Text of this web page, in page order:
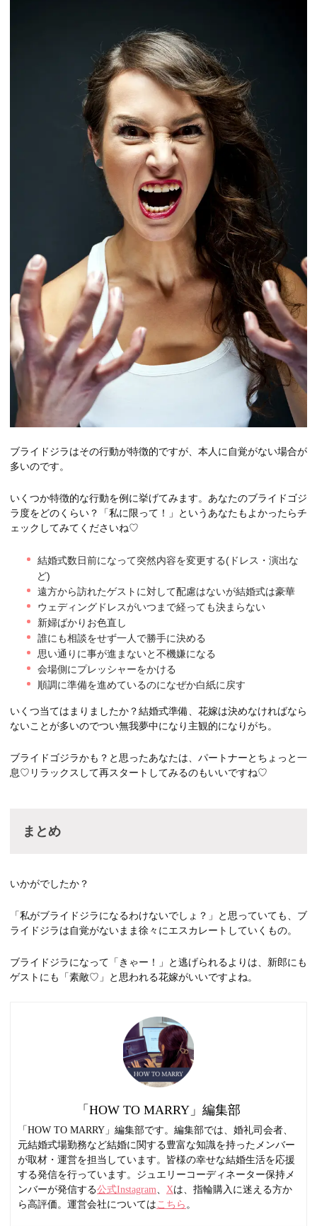
ブライドジラはその行動が特徴的ですが、本人に自覚がない場合が
多いのです。
いくつか特徴的な行動を例に挙げてみます。あなたのブライドゴジ
ラ度をどのくらい？「私に限って！」というあなたもよかったらチ
ェックしてみてくださいね♡
結婚式数日前になって突然内容を変更する(ドレス・演出な
ど)
遠方から訪れたゲストに対して配慮はないが結婚式は豪華
ウェディングドレスがいつまで経っても決まらない
新婦ばかりお色直し
誰にも相談をせず一人で勝手に決める
思い通りに事が進まないと不機嫌になる
会場側にプレッシャーをかける
順調に準備を進めているのになぜか白紙に戻す
いくつ当てはまりましたか？結婚式準備、花嫁は決めなければなら
ないことが多いのでつい無我夢中になり主観的になりがち。
ブライドゴジラかも？と思ったあなたは、パートナーとちょっと一
息♡リラックスして再スタートしてみるのもいいですね♡
まとめ
いかがでしたか？
「私がブライドジラになるわけないでしょ？」と思っていても、ブ
ライドジラは自覚がないまま徐々にエスカレートしていくもの。
ブライドジラになって「きゃー！」と逃げられるよりは、新郎にも
ゲストにも「素敵♡」と思われる花嫁がいいですよね。
「HOW TO MARRY」編集部
「HOW TO MARRY」編集部です。編集部では、婚礼司会者、
元結婚式場勤務など結婚に関する豊富な知識を持ったメンバー
が取材・運営を担当しています。皆様の幸せな結婚生活を応援
する発信を行っています。ジュエリーコーディネーター保持メ
ンバーが発信する公式Instagram Xは、指輪購入に迷える方か
ら高評価。運営会社については こちら 。